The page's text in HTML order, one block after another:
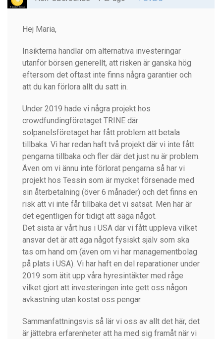
Hej Maria,
Insikterna handlar om alternativa investeringar
utanför börsen generellt, att risken är ganska hög
eftersom det oftast inte finns några garantier och
att du kan förlora allt du satt in.
Under 2019 hade vi några projekt hos
crowdfundingföretaget TRINE där
solpanelsföretaget har fått problem att betala
tillbaka. Vi har redan haft två projekt där vi inte fått
pengarna tillbaka och fler där det just nu är problem.
Även om vi ännu inte förlorat pengarna så har vi
projekt hos Tessin som är mycket försenade med
sin återbetalning (över 6 månader) och det finns en
risk att vi inte får tillbaka det vi satsat. Men här är
det egentligen för tidigt att säga något.
Det sista är vårt hus i USA där vi fått uppleva vilket
ansvar det är att äga något fysiskt själv som ska
tas om hand om (även om vi har managementbolag
på plats i USA). Vi har haft en del reparationer under
2019 som ätit upp våra hyresintäkter med råge
vilket gjort att investeringen inte gett oss någon
avkastning utan kostat oss pengar.
Sammanfattningsvis så lär vi oss av allt det här, det
är jättebra erfarenheter att ha med sig framåt när vi